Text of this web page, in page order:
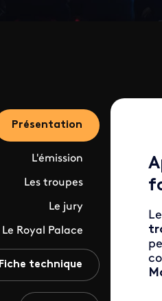
Présentation
L'émission
Les troupes
Le jury
Le Royal Palace
Fiche technique